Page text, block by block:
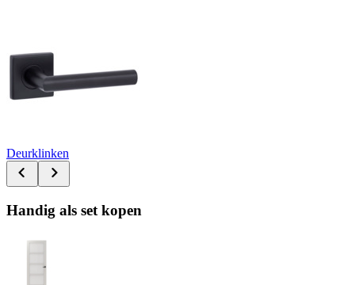
Deurklinken
Handig als set kopen